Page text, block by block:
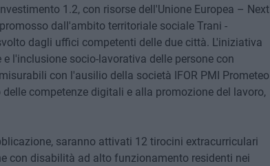
1.2, con risorse dell'Unione Europea – Next
dall'ambito territoriale sociale Trani -
dagli uffici competenti delle due città. L'iniziativa
l'inclusione socio-lavorativa delle persone con
con l'ausilio della società IFOR PMI Prometeo
competenze digitali e alla promozione del lavoro,
saranno attivati 12 tirocini extracurriculari
con disabilità ad alto funzionamento residenti nei